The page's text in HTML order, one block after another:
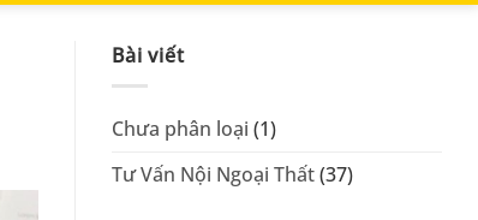
Bài viết
Chưa phân loại (1)
Tư Vấn Nội Ngoại Thất(37)